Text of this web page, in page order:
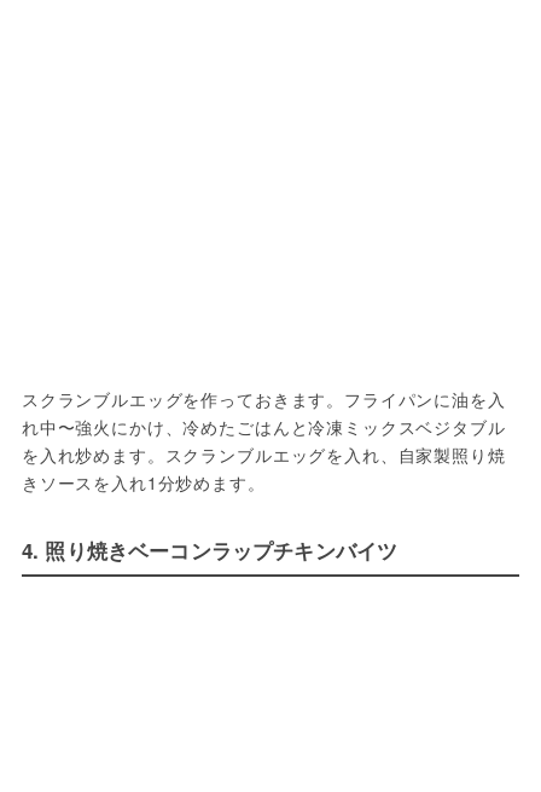
スクランブルエッグを作っておきます。フライパンに油を入
れ中〜強火にかけ、冷めたごはんと冷凍ミックスベジタブル
を入れ炒めます。スクランブルエッグを入れ、自家製照り焼
きソースを入れ1分炒めます。
4. 照り焼きベーコンラップチキンバイツ